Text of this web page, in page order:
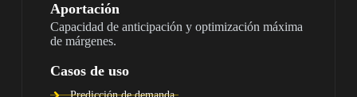
Aportación
Capacidad de anticipación y optimización máxima
de márgenes.
Casos de uso